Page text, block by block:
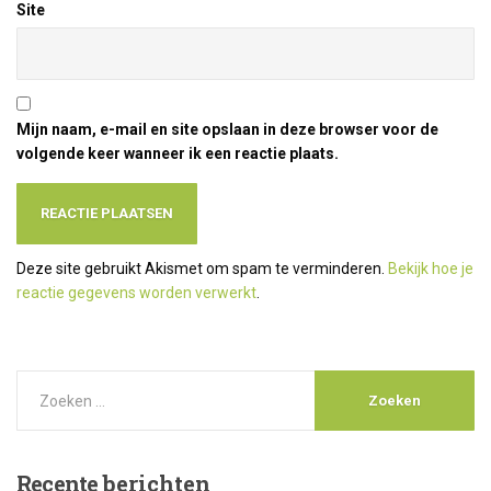
Site
Mijn naam, e-mail en site opslaan in deze browser voor de
volgende keer wanneer ik een reactie plaats.
Deze site gebruikt Akismet om spam te verminderen. Bekijk hoe je
reactie gegevens worden verwerkt
Recenteberichten